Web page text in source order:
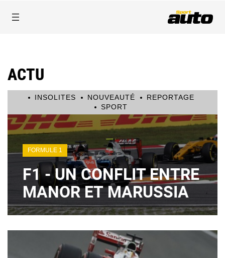
ACTU
INSOLITES NOUVEAUTÉ
REPORTAGE
SPORT
FORMULE 1
F1 - UN CONFLIT ENTRE
MANOR ET MARUSSIA